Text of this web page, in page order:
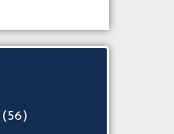
(56)